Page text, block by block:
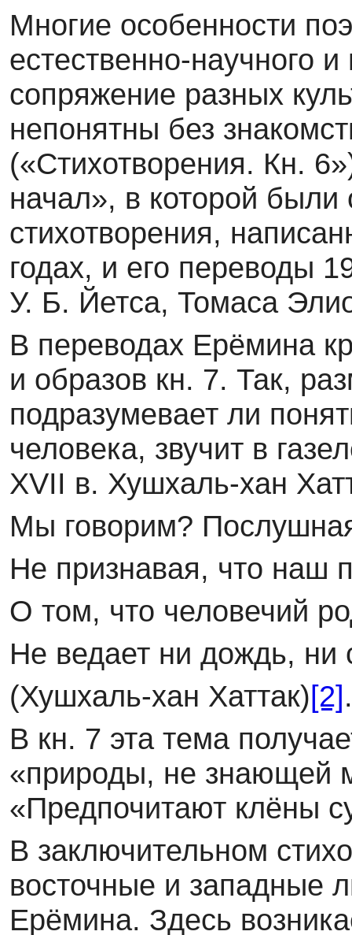
Многие особенности
естественно-научного
сопряжение разных
непонятны без
(«Стихотворения. Кн.
начал», в которой
стихотворения,
годах, и его переводы
У. Б. Йетса, Томаса
В переводах Ерёмина
и образов кн. 7. Так,
подразумевает ли
человека, звучит в
XVII в. Хушхаль-хан
Мы говорим?
Не признавая, что наш
О том, что человечий
Не ведает ни дождь, ни
(Хушхаль-хан Хаттак)[2].
В кн. 7 эта тема
«природы, не знающей
«Предпочитают клёны
В заключительном
восточные и западные
Ерёмина. Здесь